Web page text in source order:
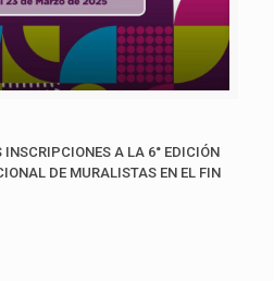
A LA 6° EDICIÓN
DE MURALISTAS EN EL FIN